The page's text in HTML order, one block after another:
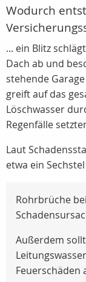
Wodurch
... ein Blitz
Dach ab und
stehende
greift auf das
Löschwasser
Regenfälle
Laut
etwa ein
Rohrbrüche
Außerdem
Feuerschäden